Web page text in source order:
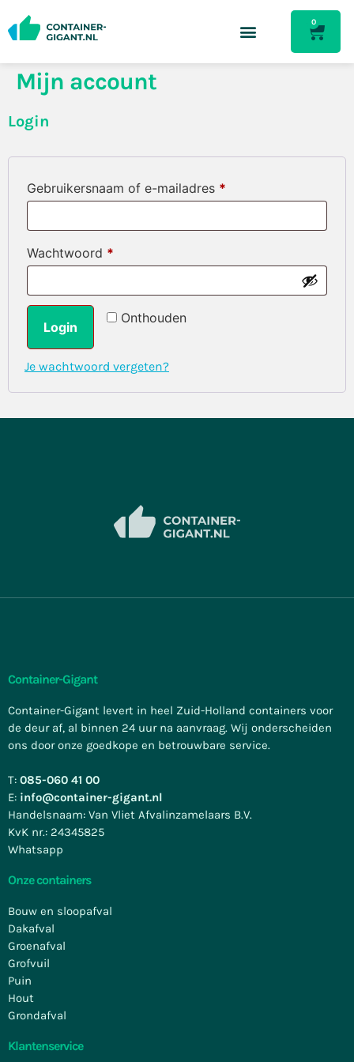
0
Mijn account
Login
Gebruikersnaam of e-mailadres *
Wachtwoord *
Onthouden
Login
Je wachtwoord vergeten?
Container-Gigant
Container-Gigant levert in heel Zuid-Holland containers voor
de deur af, al binnen 24 uur na aanvraag. Wij onderscheiden
ons door onze goedkope en betrouwbare service.
T: 085-060 41 00
E: info@container-gigant.nl
Handelsnaam: Van Vliet Afvalinzamelaars B.V.
KvK nr.: 24345825
Whatsapp
Onze containers
Bouw en sloopafval
Dakafval
Groenafval
Grofvuil
Puin
Hout
Grondafval
Klantenservice